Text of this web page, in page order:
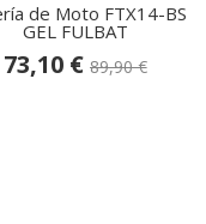
de Moto FTX14-BS
GEL FULBAT
73,10 € 89,90 €